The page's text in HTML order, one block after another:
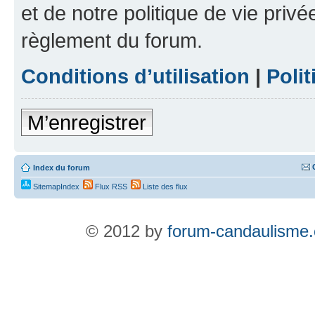
et de notre politique de vie
règlement du forum.
Conditions d’utilisation |
M’enregistrer
Index du forum
SitemapIndex Flux RSS Liste des flux
© 2012 by forum-